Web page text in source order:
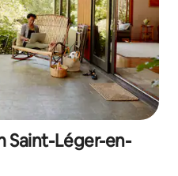
Saint-Léger-en-